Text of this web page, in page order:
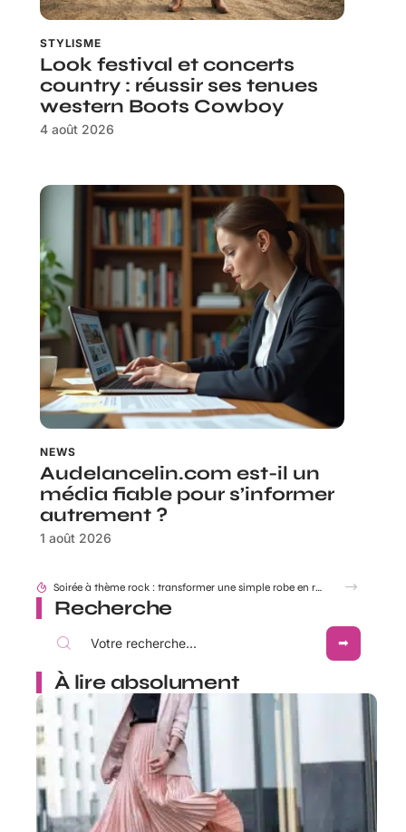
STYLISME
Look festival et concerts
country : réussir ses tenues
western Boots Cowboy
4 août 2026
NEWS
Audelancelin.com est-il un
média fiable pour s’informer
autrement ?
1 août 2026
Look festival et concerts country : réussir ses tenues western Boots Cowboy
Recherche
À lire absolument